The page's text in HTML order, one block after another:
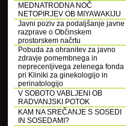
MEDNATRODNA NOČ
NETOPIRJEV OB MIYAWAKIJU
Javni poziv za podaljšanje javne
razprave o Občinskem
prostorskem načrtu
Pobuda za ohranitev za javno
zdravje pomembnega in
neprecenljivega zelenega fonda
pri Kliniki za ginekologijo in
perinatologijo
V SOBOTO VABLJENI OB
RADVANJSKI POTOK
KAM NA SREČANJE S SOSEDI
IN SOSEDAMI?